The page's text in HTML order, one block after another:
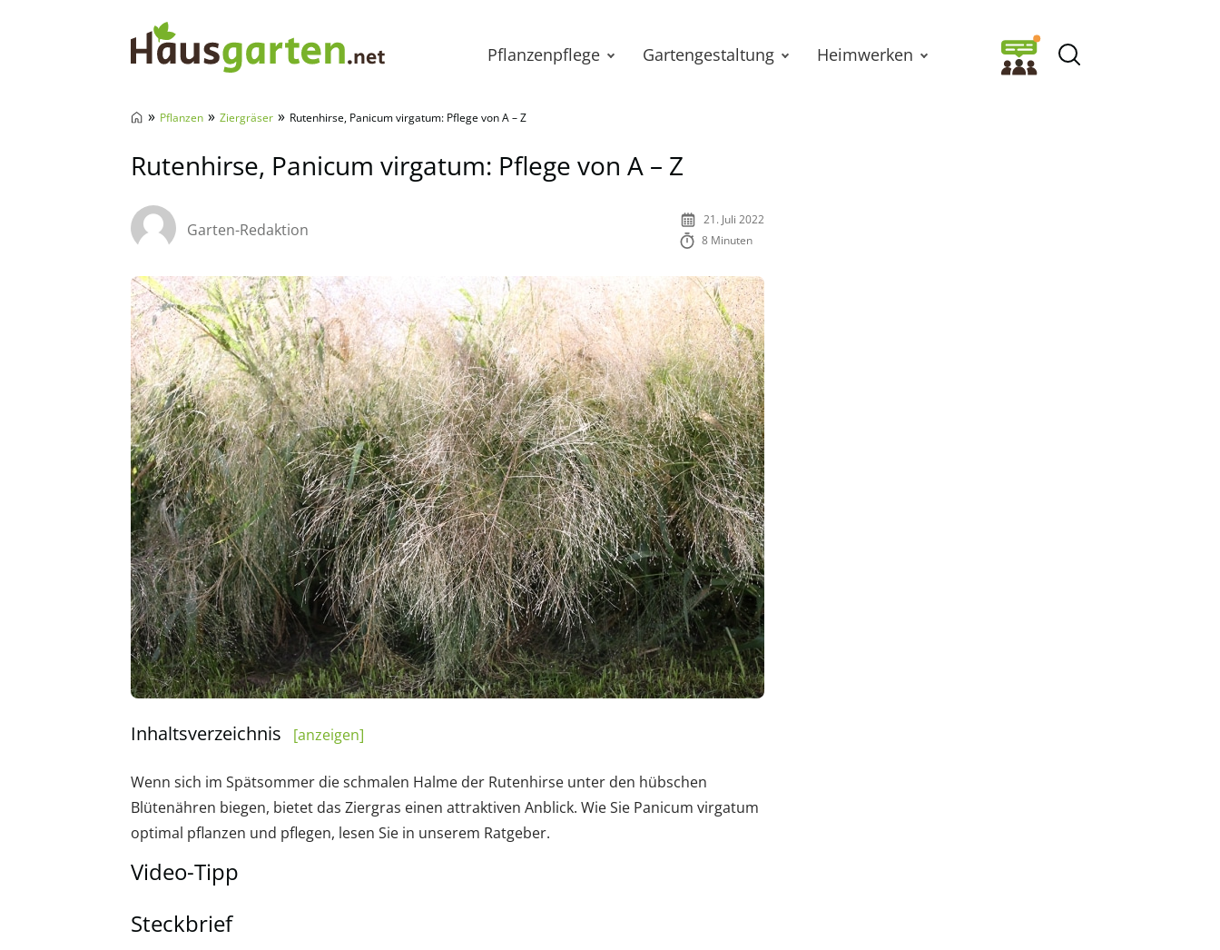
Pflanzenpflege Gartengestaltung Heimwerken
» Pflanzen » Ziergräser » Rutenhirse, Panicum virgatum: Pflege von A – Z
Rutenhirse, Panicum virgatum: Pflege von A – Z
Garten-Redaktion
21. Juli 2022
8 Minuten
Inhaltsverzeichnis [anzeigen]
Wenn sich im Spätsommer die schmalen Halme der Rutenhirse unter den hübschen
Blütenähren biegen, bietet das Ziergras einen attraktiven Anblick. Wie Sie Panicum virgatum
optimal pflanzen und pflegen, lesen Sie in unserem Ratgeber.
Video-Tipp
Steckbrief